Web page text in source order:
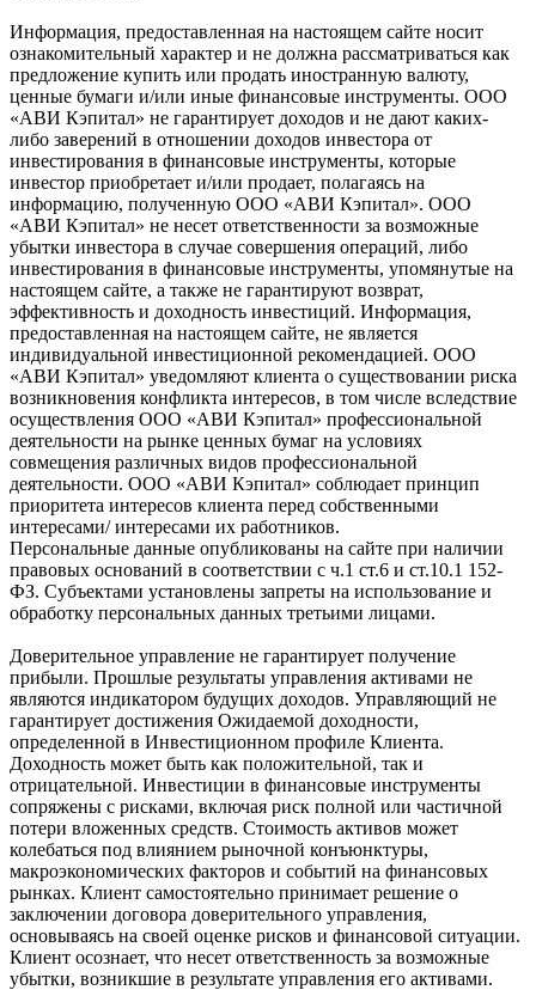
Информация, предоставленная на настоящем сайте носит
ознакомительный характер и не должна рассматриваться как
предложение купить или продать иностранную валюту,
ценные бумаги и/или иные финансовые инструменты. ООО
«АВИ Кэпитал» не гарантирует доходов и не дают каких-
либо заверений в отношении доходов инвестора от
инвестирования в финансовые инструменты, которые
инвестор приобретает и/или продает, полагаясь на
информацию, полученную ООО «АВИ Кэпитал». ООО
«АВИ Кэпитал» не несет ответственности за возможные
убытки инвестора в случае совершения операций, либо
инвестирования в финансовые инструменты, упомянутые на
настоящем сайте, а также не гарантируют возврат,
эффективность и доходность инвестиций. Информация,
предоставленная на настоящем сайте, не является
индивидуальной инвестиционной рекомендацией. ООО
«АВИ Кэпитал» уведомляют клиента о существовании риска
возникновения конфликта интересов, в том числе вследствие
осуществления ООО «АВИ Кэпитал» профессиональной
деятельности на рынке ценных бумаг на условиях
совмещения различных видов профессиональной
деятельности. ООО «АВИ Кэпитал» соблюдает принцип
приоритета интересов клиента перед собственными
интересами/ интересами их работников.
Персональные данные опубликованы на сайте при наличии
правовых оснований в соответствии с ч.1 ст.6 и ст.10.1 152-
ФЗ. Субъектами установлены запреты на использование и
обработку персональных данных третьими лицами.
Доверительное управление не гарантирует получение
прибыли. Прошлые результаты управления активами не
являются индикатором будущих доходов. Управляющий не
гарантирует достижения Ожидаемой доходности,
определенной в Инвестиционном профиле Клиента.
Доходность может быть как положительной, так и
отрицательной. Инвестиции в финансовые инструменты
сопряжены с рисками, включая риск полной или частичной
потери вложенных средств. Стоимость активов может
колебаться под влиянием рыночной конъюнктуры,
макроэкономических факторов и событий на финансовых
рынках. Клиент самостоятельно принимает решение о
заключении договора доверительного управления,
основываясь на своей оценке рисков и финансовой ситуации.
Клиент осознает, что несет ответственность за возможные
убытки, возникшие в результате управления его активами.